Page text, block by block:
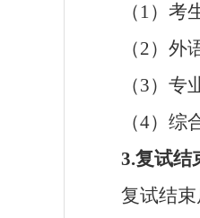
（ 1）考
（2）外
（3）专
（4）综
3.复试结
复试结